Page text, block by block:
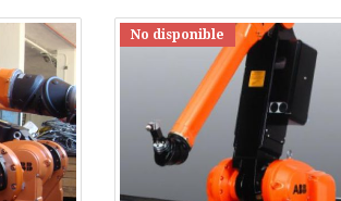
No disponible